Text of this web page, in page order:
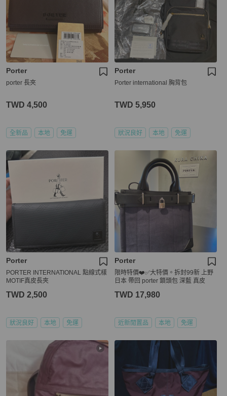
Porter
porter 長夾
TWD 4,500
全新品 本地 免運
Porter
Porter international 胸背包
TWD 5,950
狀況良好 本地 免運
Porter
PORTER INTERNATIONAL 點線式樣
MOTIF真皮長夾
TWD 2,500
狀況良好 本地 免運
Porter
限時特價❤️✅大特價。拆封99新 上野
日本 帶回 porter 鎖頭包 深藍 真皮
TWD 17,980
近新閒置品 本地 免運